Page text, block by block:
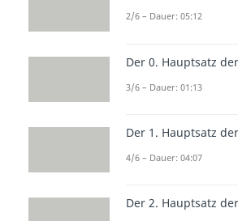
2/6 – Dauer: 05:12
Der 0. Hauptsatz
3/6 – Dauer: 01:13
Der 1. Hauptsatz
4/6 – Dauer: 04:07
Der 2. Hauptsatz